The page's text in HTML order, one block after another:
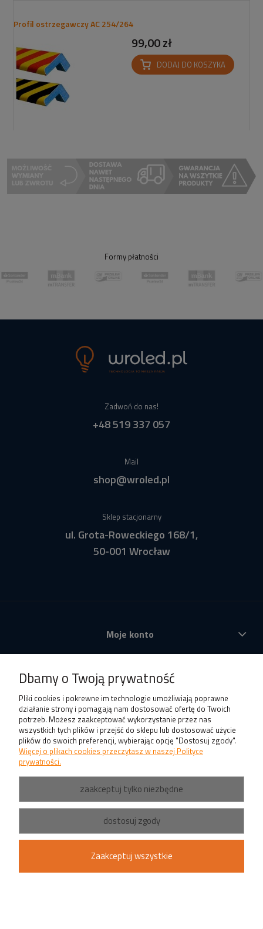
Profil ostrzegawczy AC 254/264
99,00 zł
DODAJ DO KOSZYKA
Formy płatności
Zadwoń do nas!
+48 519 337 057
Mail
shop@wroled.pl
Sklep stacjonarny
ul. Grota-Roweckiego 168/1,
50-001 Wrocław
Moje konto
Informacje
O nas
Produkty
Dbamy o Twoją prywatność
Pliki cookies i pokrewne im technologie umożliwiają poprawne
działanie strony i pomagają nam dostosować ofertę do Twoich
potrzeb. Możesz zaakceptować wykorzystanie przez nas
wszystkich tych plików i przejść do sklepu lub dostosować użycie
plików do swoich preferencji, wybierając opcję "Dostosuj zgody".
Więcej o plikach cookies przeczytasz w naszej Polityce
prywatności.
zaakceptuj tylko niezbędne
dostosuj zgody
Zaakceptuj wszystkie